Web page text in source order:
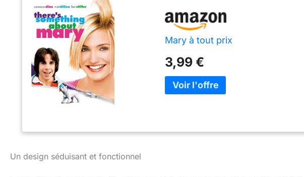
Mary à tout prix
3,99 €
Un design séduisant et fonctionnel